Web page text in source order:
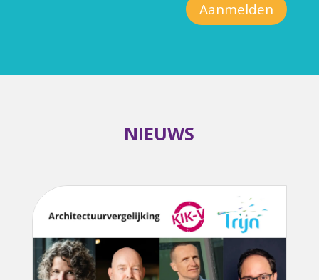
Aanmelden
NIEUWS